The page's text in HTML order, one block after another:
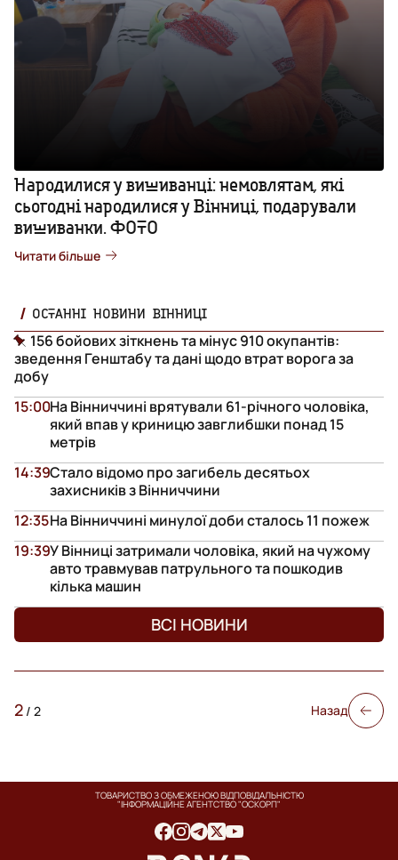
Народилися у вишиванці: немовлятам, які
сьогодні народилися у Вінниці, подарували
вишиванки. ФОТО
Читати більше
ОСТАННІ НОВИНИ ВІННИЦІ
156 бойових зіткнень та мінус 910 окупантів:
зведення Генштабу та дані щодо втрат ворога за
добу
На Вінниччині врятували 61-річного чоловіка,
який впав у криницю завглибшки понад 15
метрів
15:00
Стало відомо про загибель десятьох
захисників з Вінниччини
14:39
На Вінниччині минулої доби сталось 11 пожеж
12:35
У Вінниці затримали чоловіка, який на чужому
авто травмував патрульного та пошкодив
кілька машин
19:39
ВСІ НОВИНИ
2 / 2 Назад
ТОВАРИСТВО З ОБМЕЖЕНОЮ ВІДПОВІДАЛЬНІСТЮ
"ІНФОРМАЦІЙНЕ АГЕНТСТВО "ОСКОРП"